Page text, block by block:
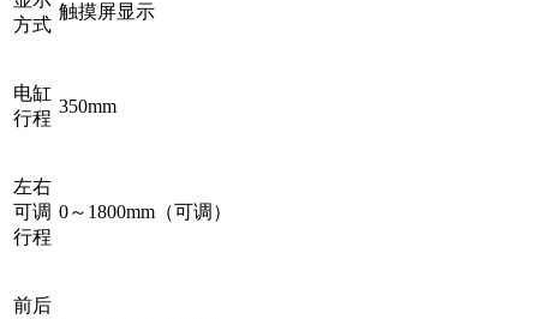
方式
触摸屏显示
电缸
行程
350mm
左右
可调
行程
0～1800mm（可调）
前后